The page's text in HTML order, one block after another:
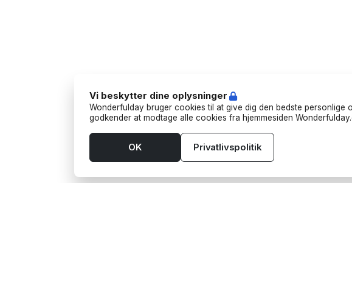
Vi beskytter dine oplysninger
Wonderfulday bruger cookies til at give dig den bedste
godkender at modtage alle cookies fra hjemmesiden
Privatlivspolitik
OK